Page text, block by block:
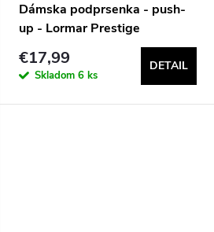
Dámska podprsenka - push-
up - Lormar Prestige
€17,99
Skladom6 ks
DETAIL